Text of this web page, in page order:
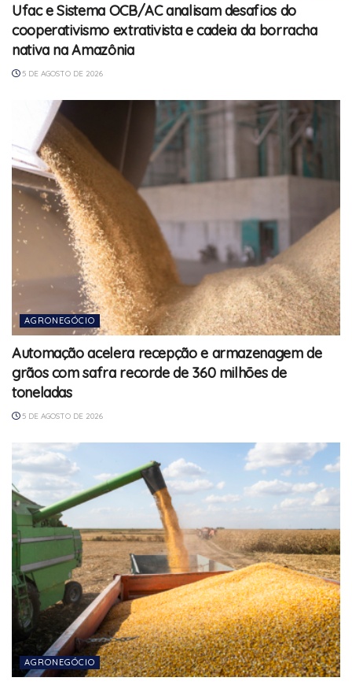
Ufac e Sistema OCB/AC analisam desafios do
cooperativismo extrativista e cadeia da borracha
nativa na Amazônia
5 DE AGOSTO DE 2026
AGRONEGÓCIO
Automação acelera recepção e armazenagem de
grãos com safra recorde de 360 milhões de
toneladas
5 DE AGOSTO DE 2026
AGRONEGÓCIO